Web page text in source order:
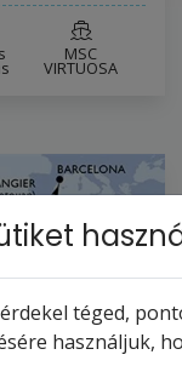
MSC
VIRTUOSA
téged,
használjuk,